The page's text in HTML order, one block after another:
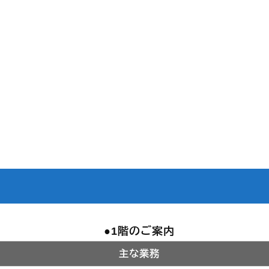
1階のご案内
主な業務